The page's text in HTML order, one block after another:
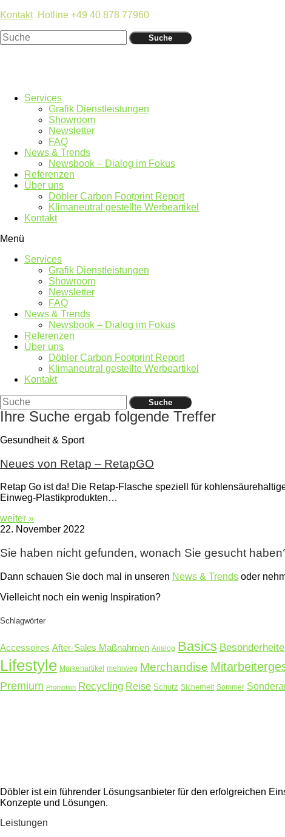
KontaktHotline +49 40 878 77960
Suche
Services
Grafik Dienstleistungen
Showroom
Newsletter
FAQ
News & Trends
Newsbook – Dialog im Fokus
Referenzen
Über uns
Döbler Carbon Footprint Report
Klimaneutral gestellte Werbeartikel
Kontakt
Menü
Services
Grafik Dienstleistungen
Showroom
Newsletter
FAQ
News & Trends
Newsbook – Dialog im Fokus
Referenzen
Über uns
Döbler Carbon Footprint Report
Klimaneutral gestellte Werbeartikel
Kontakt
Suche
Ihre Suche ergab folgende Treffer
Gesundheit & Sport
Neues von Retap – RetapGO
Retap Go ist da! Die Retap-Flasche speziell für
Einweg-Plastikprodukten…
weiter »
22. November 2022
Sie haben nicht gefunden, wonach Sie gesucht
Dann schauen Sie doch mal in unseren News & Trends oder
Vielleicht noch ein wenig Inspiration?
Schlagwörter
Accessoires After-Sales Maßnahmen Analog Basics
Lifestyle Markenartikel mehrweg Merchandise
Premium Promotion Recycling Reise Schutz Sicherheit Sommer
Döbler ist ein führender Lösungsanbieter für den erfolgreichen
Konzepte und Lösungen.
Leistungen